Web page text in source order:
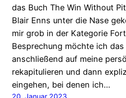
das Buch The Win Without
Blair Enns unter die Nase
mir grob in der Kategorie
Besprechung möchte ich
anschließend auf meine
rekapitulieren und dann
eingehen, bei denen ich…
20. Januar 2023